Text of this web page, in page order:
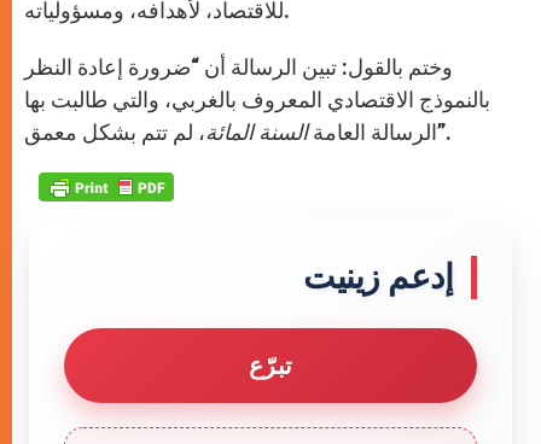
للاقتصاد، لأهدافه، ومسؤولياته.
وختم بالقول: تبين الرسالة أن “ضرورة إعادة النظر
بالنموذج الاقتصادي المعروف بالغربي، والتي طالبت بها
الرسالة العامةالسنة المائة ، لم تتم بشكل معمق”.
إدعم زينيت
تبرّع